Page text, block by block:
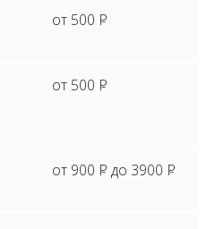
от 500 P
от 500 P
от 900 P до 3900 P